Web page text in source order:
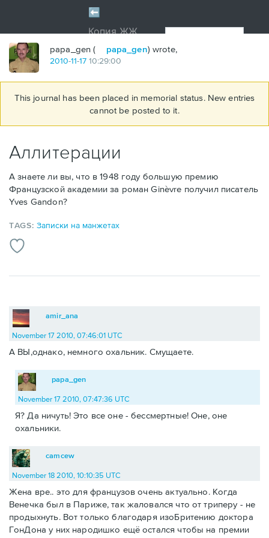
papa_gen ( papa_gen) wrote,
2010-11-17 10:29:00
This journal has been placed in memorial status. New entries
cannot be posted to it.
Аллитерации
А знаете ли вы, что в 1948 году большую премию
Французской академии за роман Ginèvre получил писатель
Yves Gandon?
TAGS:Записки на манжетах
amir_ana
November 17 2010, 07:46:01 UTC
А ВЫ,однако, немного охальник. Смущаете.
papa_gen
November 17 2010, 07:47:36 UTC
Я? Да ничуть! Это все оне - бессмертные! Оне, оне
охальники.
camcew
November 18 2010, 10:10:35 UTC
Жена вре.. это для французов очень актуально. Когда
Венечка был в Париже, так жаловался что от триперу - не
продыхнуть. Вот только благодаря изоБритению доктора
ГонДона у них народишко ещё остался чтобы на премии